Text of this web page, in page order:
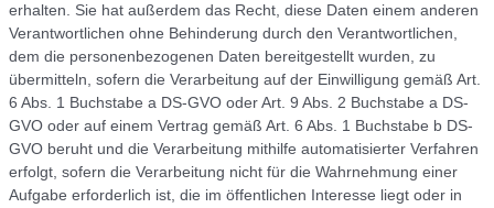
erhalten. Sie hat außerdem das Recht, diese Daten einem anderen
Verantwortlichen ohne Behinderung durch den Verantwortlichen,
dem die personenbezogenen Daten bereitgestellt wurden, zu
übermitteln, sofern die Verarbeitung auf der Einwilligung gemäß Art.
6 Abs. 1 Buchstabe a DS-GVO oder Art. 9 Abs. 2 Buchstabe a DS-
GVO oder auf einem Vertrag gemäß Art. 6 Abs. 1 Buchstabe b DS-
GVO beruht und die Verarbeitung mithilfe automatisierter Verfahren
erfolgt, sofern die Verarbeitung nicht für die Wahrnehmung einer
Aufgabe erforderlich ist, die im öffentlichen Interesse liegt oder in